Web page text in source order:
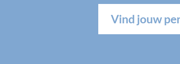
Vind jouw